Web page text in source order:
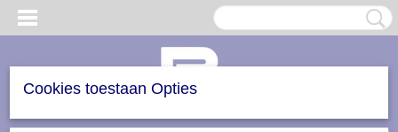
Cookies toestaan Opties